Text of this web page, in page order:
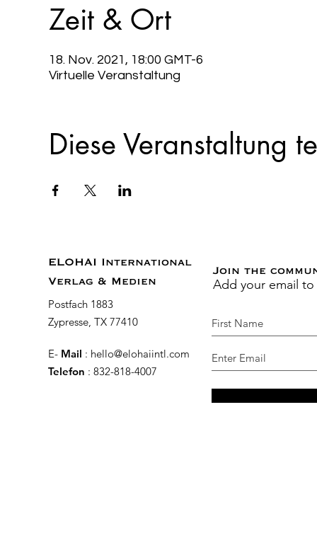
Zeit & Ort
18. Nov. 2021, 18:00 GMT-6
Virtuelle Veranstaltung
Diese Veranstaltung
ELOHAI International
Verlag & Medien
Postfach 1883
Zypresse, TX 77410
E- Mail : hello@elohaiintl.com
Telefon : 832-818-4007
Join the
Add your email